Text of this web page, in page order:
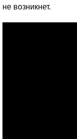
не возникнет.